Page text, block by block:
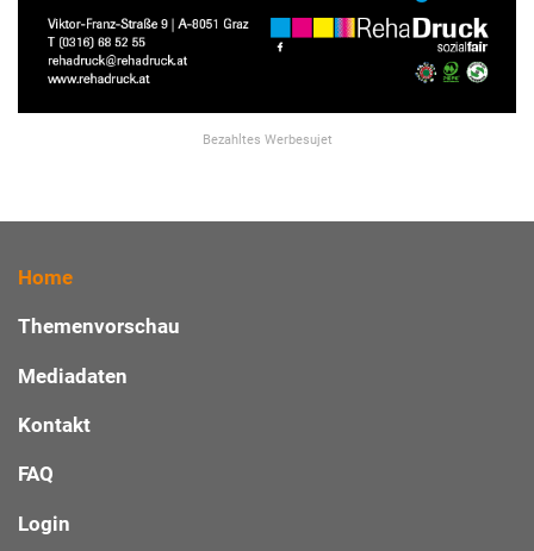
Bezahltes Werbesujet
Home
Themenvorschau
Mediadaten
Kontakt
FAQ
Login